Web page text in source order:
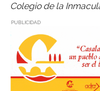
Colegio de la
PUBLICIDAD